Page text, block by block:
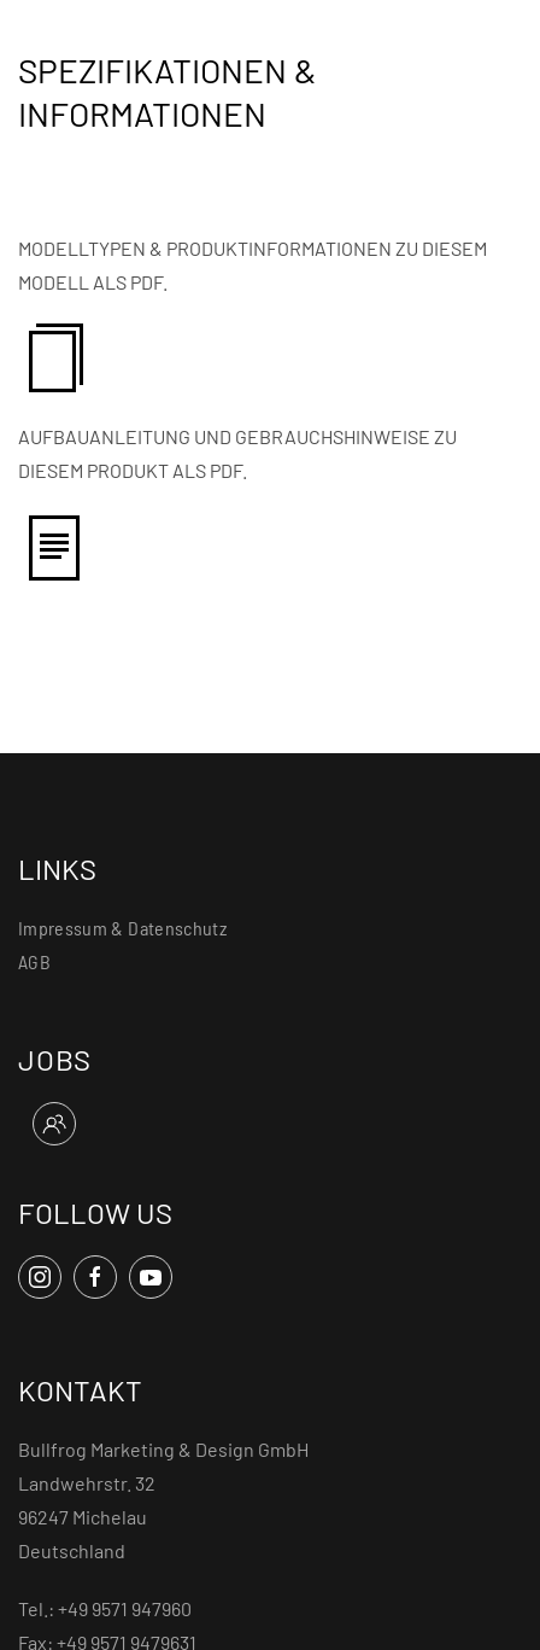
SPEZIFIKATIONEN &
INFORMATIONEN
MODELLTYPEN & PRODUKTINFORMATIONEN ZU DIESEM
MODELL ALS PDF.
AUFBAUANLEITUNG UND GEBRAUCHSHINWEISE ZU
DIESEM PRODUKT ALS PDF.
LINKS
Impressum & Datenschutz
AGB
JOBS
FOLLOW US
KONTAKT
Bullfrog Marketing & Design GmbH
Landwehrstr. 32
96247 Michelau
Deutschland
Tel.: +49 9571 947960
Fax: +49 9571 9479631